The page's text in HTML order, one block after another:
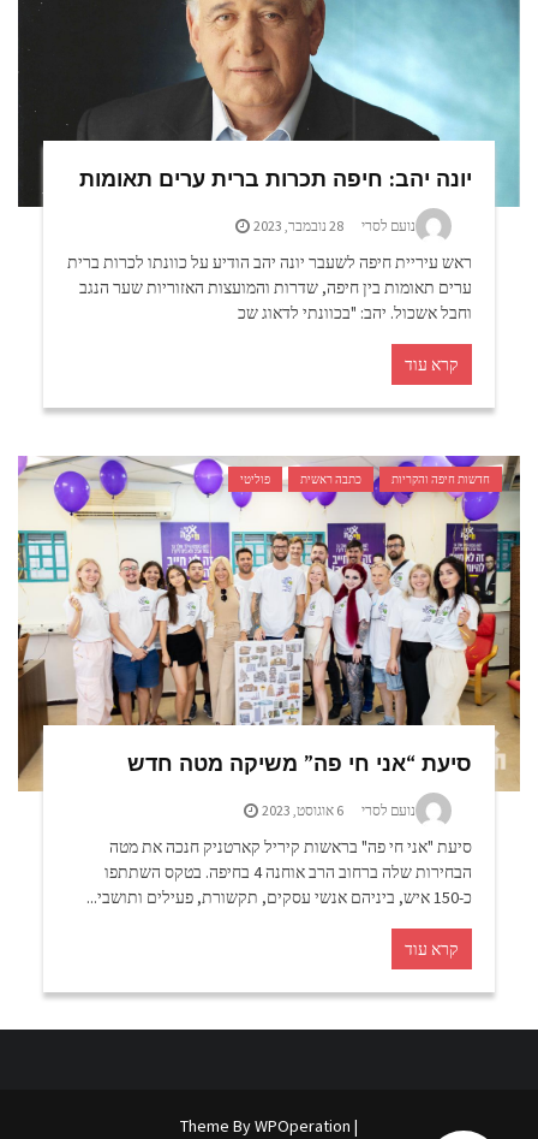
יונה יהב: חיפה תכרות ברית ערים תאומות
נועם לסרי 28 נובמבר, 2023
ראש עיריית חיפה לשעבר יונה יהב הודיע על כוונתו לכרות ברית
ערים תאומות בין חיפה, שדרות והמועצות האזוריות שער הנגב
וחבל אשכול. יהב: "בכוונתי לדאוג שכ
קרא עוד
חדשות חיפה והקריות כתבה ראשית פוליטי
סיעת “אני חי פה” משיקה מטה חדש
נועם לסרי 6 אוגוסט, 2023
סיעת "אני חי פה" בראשות קיריל קארטניק חנכה את מטה
הבחירות שלה ברחוב הרב אוחנה 4 בחיפה. בטקס השתתפו
כ-150 איש, ביניהם אנשי עסקים, תקשורת, פעילים ותושבי...
קרא עוד
| Theme By
WPOperation